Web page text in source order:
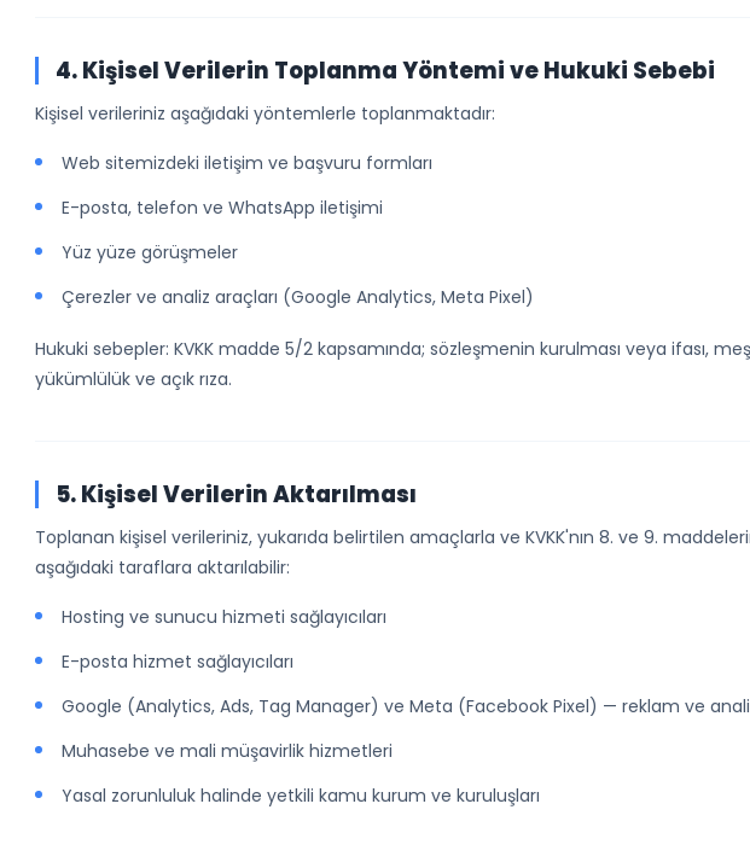
4. Kişisel Verilerin Toplanma Yöntemi ve Hukuki Sebebi
Kişisel verileriniz aşağıdaki yöntemlerle toplanmaktadır:
Web sitemizdeki iletişim ve başvuru formları
E-posta, telefon ve WhatsApp iletişimi
Yüz yüze görüşmeler
Çerezler ve analiz araçları (Google Analytics, Meta Pixel)
Hukuki sebepler: KVKK madde 5/2 kapsamında; sözleşmenin kurulması veya ifası,
yükümlülük ve açık rıza.
5. Kişisel Verilerin Aktarılması
Toplanan kişisel verileriniz, yukarıda belirtilen amaçlarla ve KVKK'nın 8. ve 9.
aşağıdaki taraflara aktarılabilir:
Hosting ve sunucu hizmeti sağlayıcıları
E-posta hizmet sağlayıcıları
Google (Analytics, Ads, Tag Manager) ve Meta (Facebook Pixel) — reklam ve
Muhasebe ve mali müşavirlik hizmetleri
Yasal zorunluluk halinde yetkili kamu kurum ve kuruluşları